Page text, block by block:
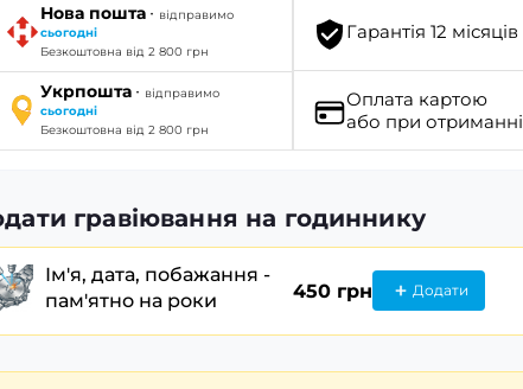
Нова пошта · відправимо
сьогодні
Безкоштовна від 2 800 грн
Укрпошта · відправимо
сьогодні
Безкоштовна від 2 800 грн
Гарантія 12 місяців
Оплата картою
або при отриманні
гравіювання на годиннику
Ім'я, дата, побажання -
пам'ятно на роки
450 грн Додати